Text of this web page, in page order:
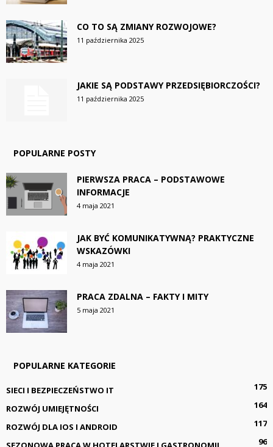
CO TO SĄ ZMIANY ROZWOJOWE?
11 października 2025
JAKIE SĄ PODSTAWY PRZEDSIĘBIORCZOŚCI?
11 października 2025
POPULARNE POSTY
PIERWSZA PRACA – PODSTAWOWE
INFORMACJE
4 maja 2021
JAK BYĆ KOMUNIKATYWNĄ? PRAKTYCZNE
WSKAZÓWKI
4 maja 2021
PRACA ZDALNA – FAKTY I MITY
5 maja 2021
POPULARNE KATEGORIE
SIECI I BEZPIECZEŃSTWO IT
175
ROZWÓJ UMIEJĘTNOŚCI
164
ROZWÓJ DLA IOS I ANDROID
117
96